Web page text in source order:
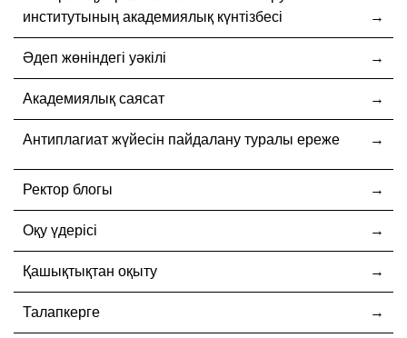
институтының академиялық күнтізбесі
Әдеп жөніндегі уәкілі
Академиялық саясат
Антиплагиат жүйесін пайдалану туралы ереже
Ректор блогы
Оқу үдерісі
Қашықтықтан оқыту
Талапкерге